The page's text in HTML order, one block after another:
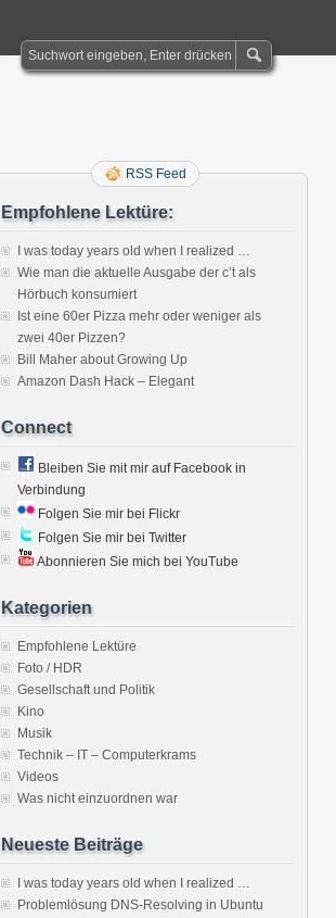
RSS Feed
Empfohlene Lektüre:
I was today years old when I realized …
Wie man die aktuelle Ausgabe der c’t als
Hörbuch konsumiert
Ist eine 60er Pizza mehr oder weniger als
zwei 40er Pizzen?
Bill Maher about Growing Up
Amazon Dash Hack – Elegant
Connect
Bleiben Sie mit mir auf Facebook in
Verbindung
Folgen Sie mir bei Flickr
Folgen Sie mir bei Twitter
Abonnieren Sie mich bei YouTube
Kategorien
Empfohlene Lektüre
Foto / HDR
Gesellschaft und Politik
Kino
Musik
Technik – IT – Computerkrams
Videos
Was nicht einzuordnen war
Neueste Beiträge
I was today years old when I realized …
Problemlösung DNS-Resolving in Ubuntu